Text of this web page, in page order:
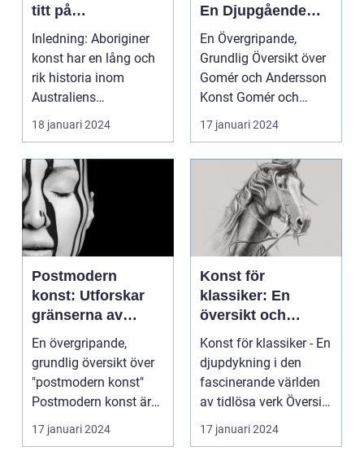
titt på
ursprungsbefolkni
ngens unika
konstform
Inledning: Aboriginer
konst har en lång och
rik historia inom
Australiens
ursprungsbefolkning.
Denna...
18 januari 2024
En Djupgående
Undersökning av
dess Historia och
Betydelse
En Övergripande,
Grundlig Översikt över
Gomér och Andersson
Konst Gomér och
Andersson Konst är en
17 januari 2024
Postmodern
konst: Utforskar
gränserna av
kreativitet och
betydelse
En övergripande,
grundlig översikt över
"postmodern konst"
Postmodern konst är
en konstnärlig rörel...
17 januari 2024
Konst för
klassiker: En
översikt och
presentation av
olika typer, mått
och historiska
perspektiv
Konst för klassiker - En
djupdykning i den
fascinerande världen
av tidlösa verk Översikt
över kons...
17 januari 2024